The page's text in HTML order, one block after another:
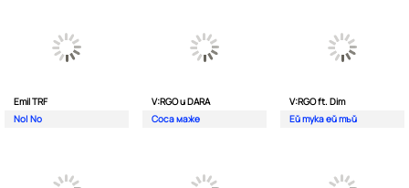
Emil TRF
No| No
V:RGO и DARA
Соса маже
V:RGO ft. Dim
Ей тука ей тъй